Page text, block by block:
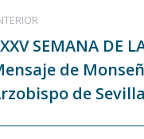
SEMANA DE
de
de Sevilla